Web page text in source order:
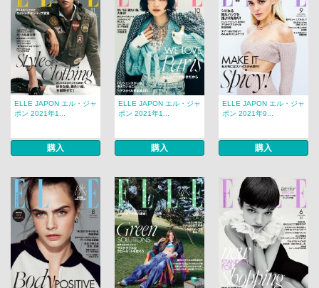
ELLE JAPON エル・ジャ
ポン 2021年1...
購入
ELLE JAPON エル・ジャ
ポン 2021年1...
購入
ELLE JAPON エル・ジャ
ポン 2021年9...
購入